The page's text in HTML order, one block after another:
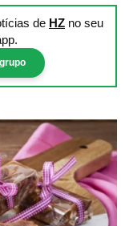
de HZ no seu